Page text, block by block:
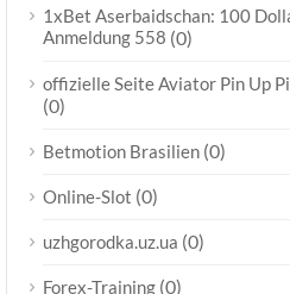
1xBet Aserbaidschan: 100
Anmeldung 558 (0)
offizielle Seite Aviator Pin Up
(0)
Betmotion Brasilien (0)
Online-Slot (0)
uzhgorodka.uz.ua (0)
Forex-Training (0)